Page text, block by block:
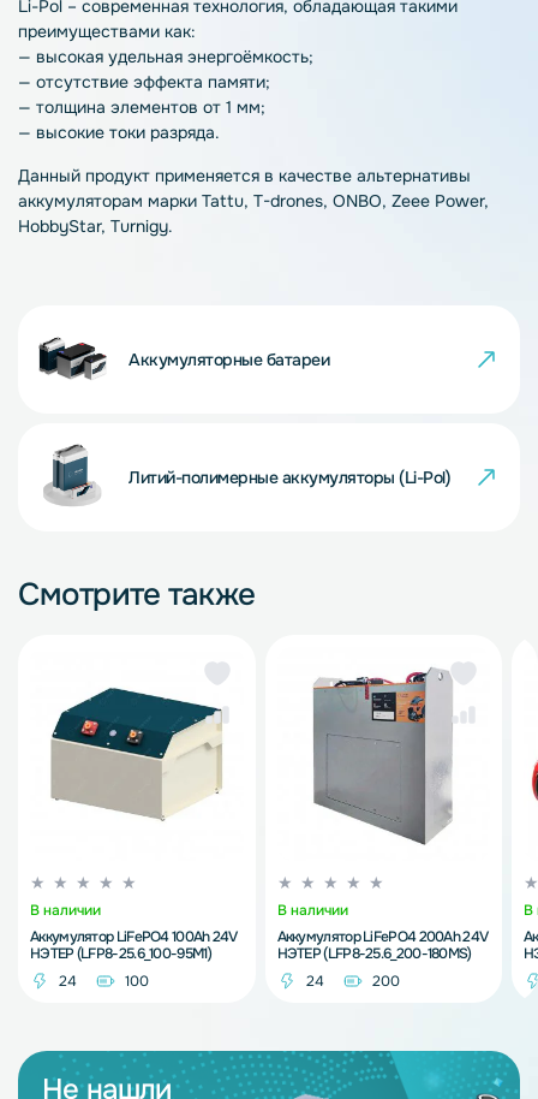
Li-Pol – современная технология, обладающая такими
преимуществами как:
— высокая удельная энергоёмкость;
— отсутствие эффекта памяти;
— толщина элементов от 1 мм;
— высокие токи разряда.
Данный продукт применяется в качестве альтернативы
аккумуляторам марки Tattu, T-drones, ONBO, Zeee Power,
HobbyStar, Turnigy.
Аккумуляторные батареи
Литий-полимерные аккумуляторы (Li-Pol)
Смотрите также
В наличии
Аккумулятор LiFePO4 100Ah 24V
НЭТЕР (LFP8-25.6_100-95M1)
24
100
В наличии
Аккумулятор LiFePO4 200Ah 24V
НЭТЕР (LFP8-25.6_200-180MS)
24
200
В
Не нашли